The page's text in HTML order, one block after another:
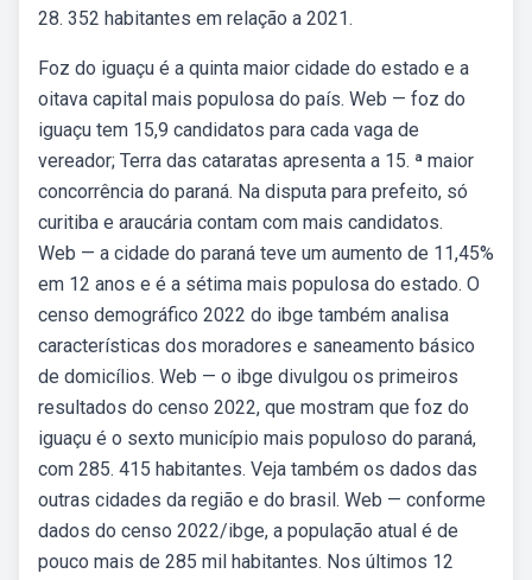
28. 352 habitantes em relação a 2021.
Foz do iguaçu é a quinta maior cidade do estado e a
oitava capital mais populosa do país. Web — foz do
iguaçu tem 15,9 candidatos para cada vaga de
vereador; Terra das cataratas apresenta a 15. ª maior
concorrência do paraná. Na disputa para prefeito, só
curitiba e araucária contam com mais candidatos.
Web — a cidade do paraná teve um aumento de 11,45%
em 12 anos e é a sétima mais populosa do estado. O
censo demográfico 2022 do ibge também analisa
características dos moradores e saneamento básico
de domicílios. Web — o ibge divulgou os primeiros
resultados do censo 2022, que mostram que foz do
iguaçu é o sexto município mais populoso do paraná,
com 285. 415 habitantes. Veja também os dados das
outras cidades da região e do brasil. Web — conforme
dados do censo 2022/ibge, a população atual é de
pouco mais de 285 mil habitantes. Nos últimos 12